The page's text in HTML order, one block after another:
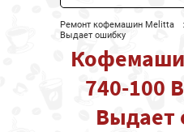
МОДЕЛИ MELITTA
НАШИ КОНТАКТЫ
Ремонт кофемашин Melitta
Выдает ошибку
740-100
Выдает